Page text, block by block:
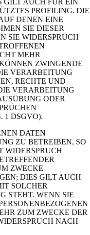
GILT AUCH FÜR EIN
PROFILING. DIE
DENEN EINE
SIE DIESER
SIE WIDERSPRUCH
MEHR
ZWINGENDE
VERARBEITUNG
RECHTE UND
VERARBEITUNG
ODER
1 DSGVO).
DATEN
ZU BETREIBEN, SO
WIDERSPRUCH
ZWECKE
DIES GILT AUCH
SOLCHER
STEHT. WENN SIE
ZUM ZWECKE DER
NACH